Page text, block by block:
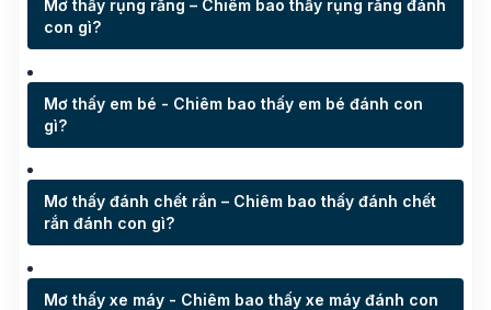
Mơ thấy rụng răng – Chiêm bao thấy rụng răng đánh
con gì?
Mơ thấy em bé - Chiêm bao thấy em bé đánh con
gì?
Mơ thấy đánh chết rắn – Chiêm bao thấy đánh chết
rắn đánh con gì?
Mơ thấy xe máy - Chiêm bao thấy xe máy đánh con